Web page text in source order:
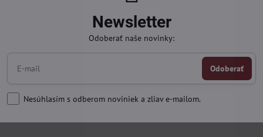
Newsletter
Odoberať naše novinky:
Odoberať
Nesúhlasím s odberom noviniek a zliav e-mailom.